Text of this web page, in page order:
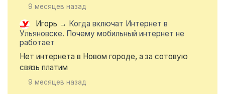
9 месяцев назад
Игорь → Когда включат Интернет в
Ульяновске. Почему мобильный интернет не
работает
Нет интернета в Новом городе, а за сотовую
связь платим
9 месяцев назад